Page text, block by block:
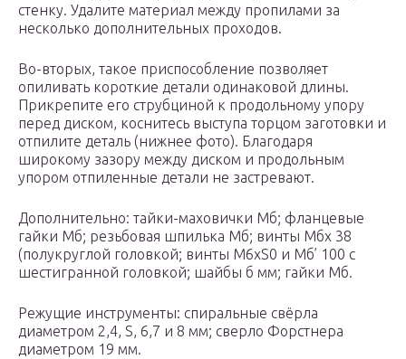
стенку. Удалите материал между пропилами за
несколько дополнительных проходов.
Во-вторых, такое приспособление позволяет
опиливать короткие детали одинаковой длины.
Прикрепите его струбциной к продольному упору
перед диском, коснитесь выступа торцом заготовки и
отпилите деталь (нижнее фото). Благодаря
широкому зазору между диском и продольным
упором отпиленные детали не застревают.
Дополнительно: тайки-маховички Мб; фланцевые
гайки Мб; резьбовая шпилька Мб; винты Мбх 38
(полукруглой головкой; винты M6xS0 и Мб’ 100 с
шестигранной головкой; шайбы б мм; гайки Мб.
Режущие инструменты: спиральные свёрла
диаметром 2,4, S, 6,7 и 8 мм; сверло Форстнера
диаметром 19 мм.